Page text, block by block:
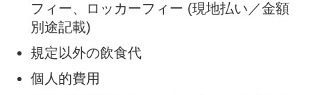
フィー、ロッカーフィー (現地払い／金額
別途記載)
規定以外の飲食代
個人的費用